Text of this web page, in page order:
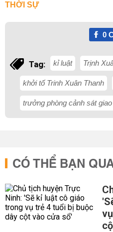
THỜI SỰ
0
Tag: kỉ luật Trịnh
khởi tố Trinh Xuân Thanh
trưởng phòng cảnh sát
CÓ THỂ BẠN